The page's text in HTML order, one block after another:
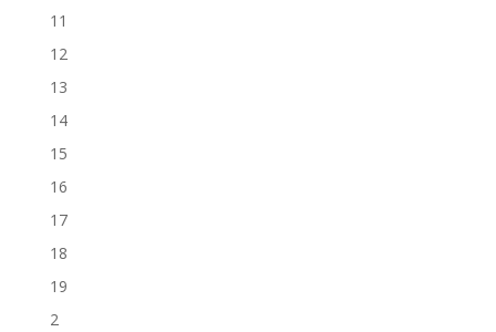
11
12
13
14
15
16
17
18
19
2